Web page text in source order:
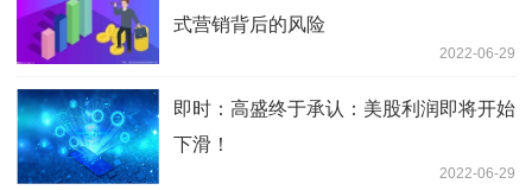
式营销背后的风险
2022-06-29
即时：高盛终于承认：美股利润即将开始
下滑！
2022-06-29